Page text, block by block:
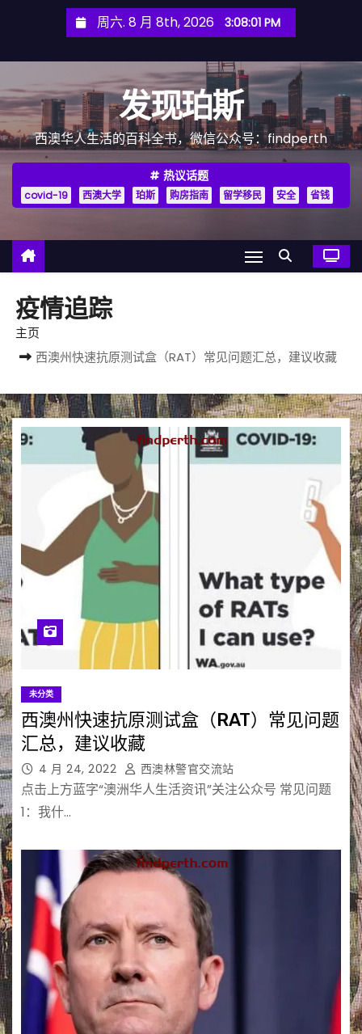
周六. 8 月 8th, 2026 3:08:03 PM
发现珀斯
西澳华人生活的百科全书，微信公众号：findperth
热议话题
covid-19 西澳大学 珀斯 购房指南 留学移民 安全 省钱
疫情追踪
主页
西澳州快速抗原测试盒（RAT）常见问题汇总，建议收藏
未分类
西澳州快速抗原测试盒（RAT）常见问题
汇总，建议收藏
4 月 24, 2022 西澳林警官交流站
点击上方蓝字“澳洲华人生活资讯”关注公众号 常见问题
1：我什…